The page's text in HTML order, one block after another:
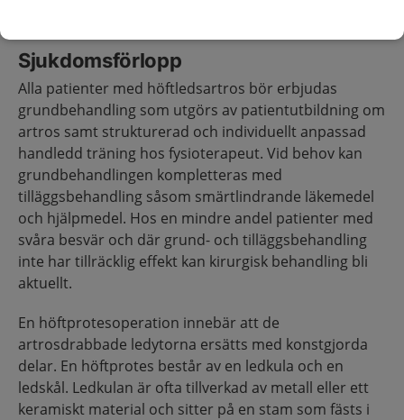
Sjukdomsförlopp
Alla patienter med höftledsartros bör erbjudas
grundbehandling som utgörs av patientutbildning om
artros samt strukturerad och individuellt anpassad
handledd träning hos fysioterapeut. Vid behov kan
grundbehandlingen kompletteras med
tilläggsbehandling såsom smärtlindrande läkemedel
och hjälpmedel. Hos en mindre andel patienter med
svåra besvär och där grund- och tilläggsbehandling
inte har tillräcklig effekt kan kirurgisk behandling bli
aktuellt.
En höftprotesoperation innebär att de
artrosdrabbade ledytorna ersätts med konstgjorda
delar. En höftprotes består av en ledkula och en
ledskål. Ledkulan är ofta tillverkad av metall eller ett
keramiskt material och sitter på en stam som fästs i